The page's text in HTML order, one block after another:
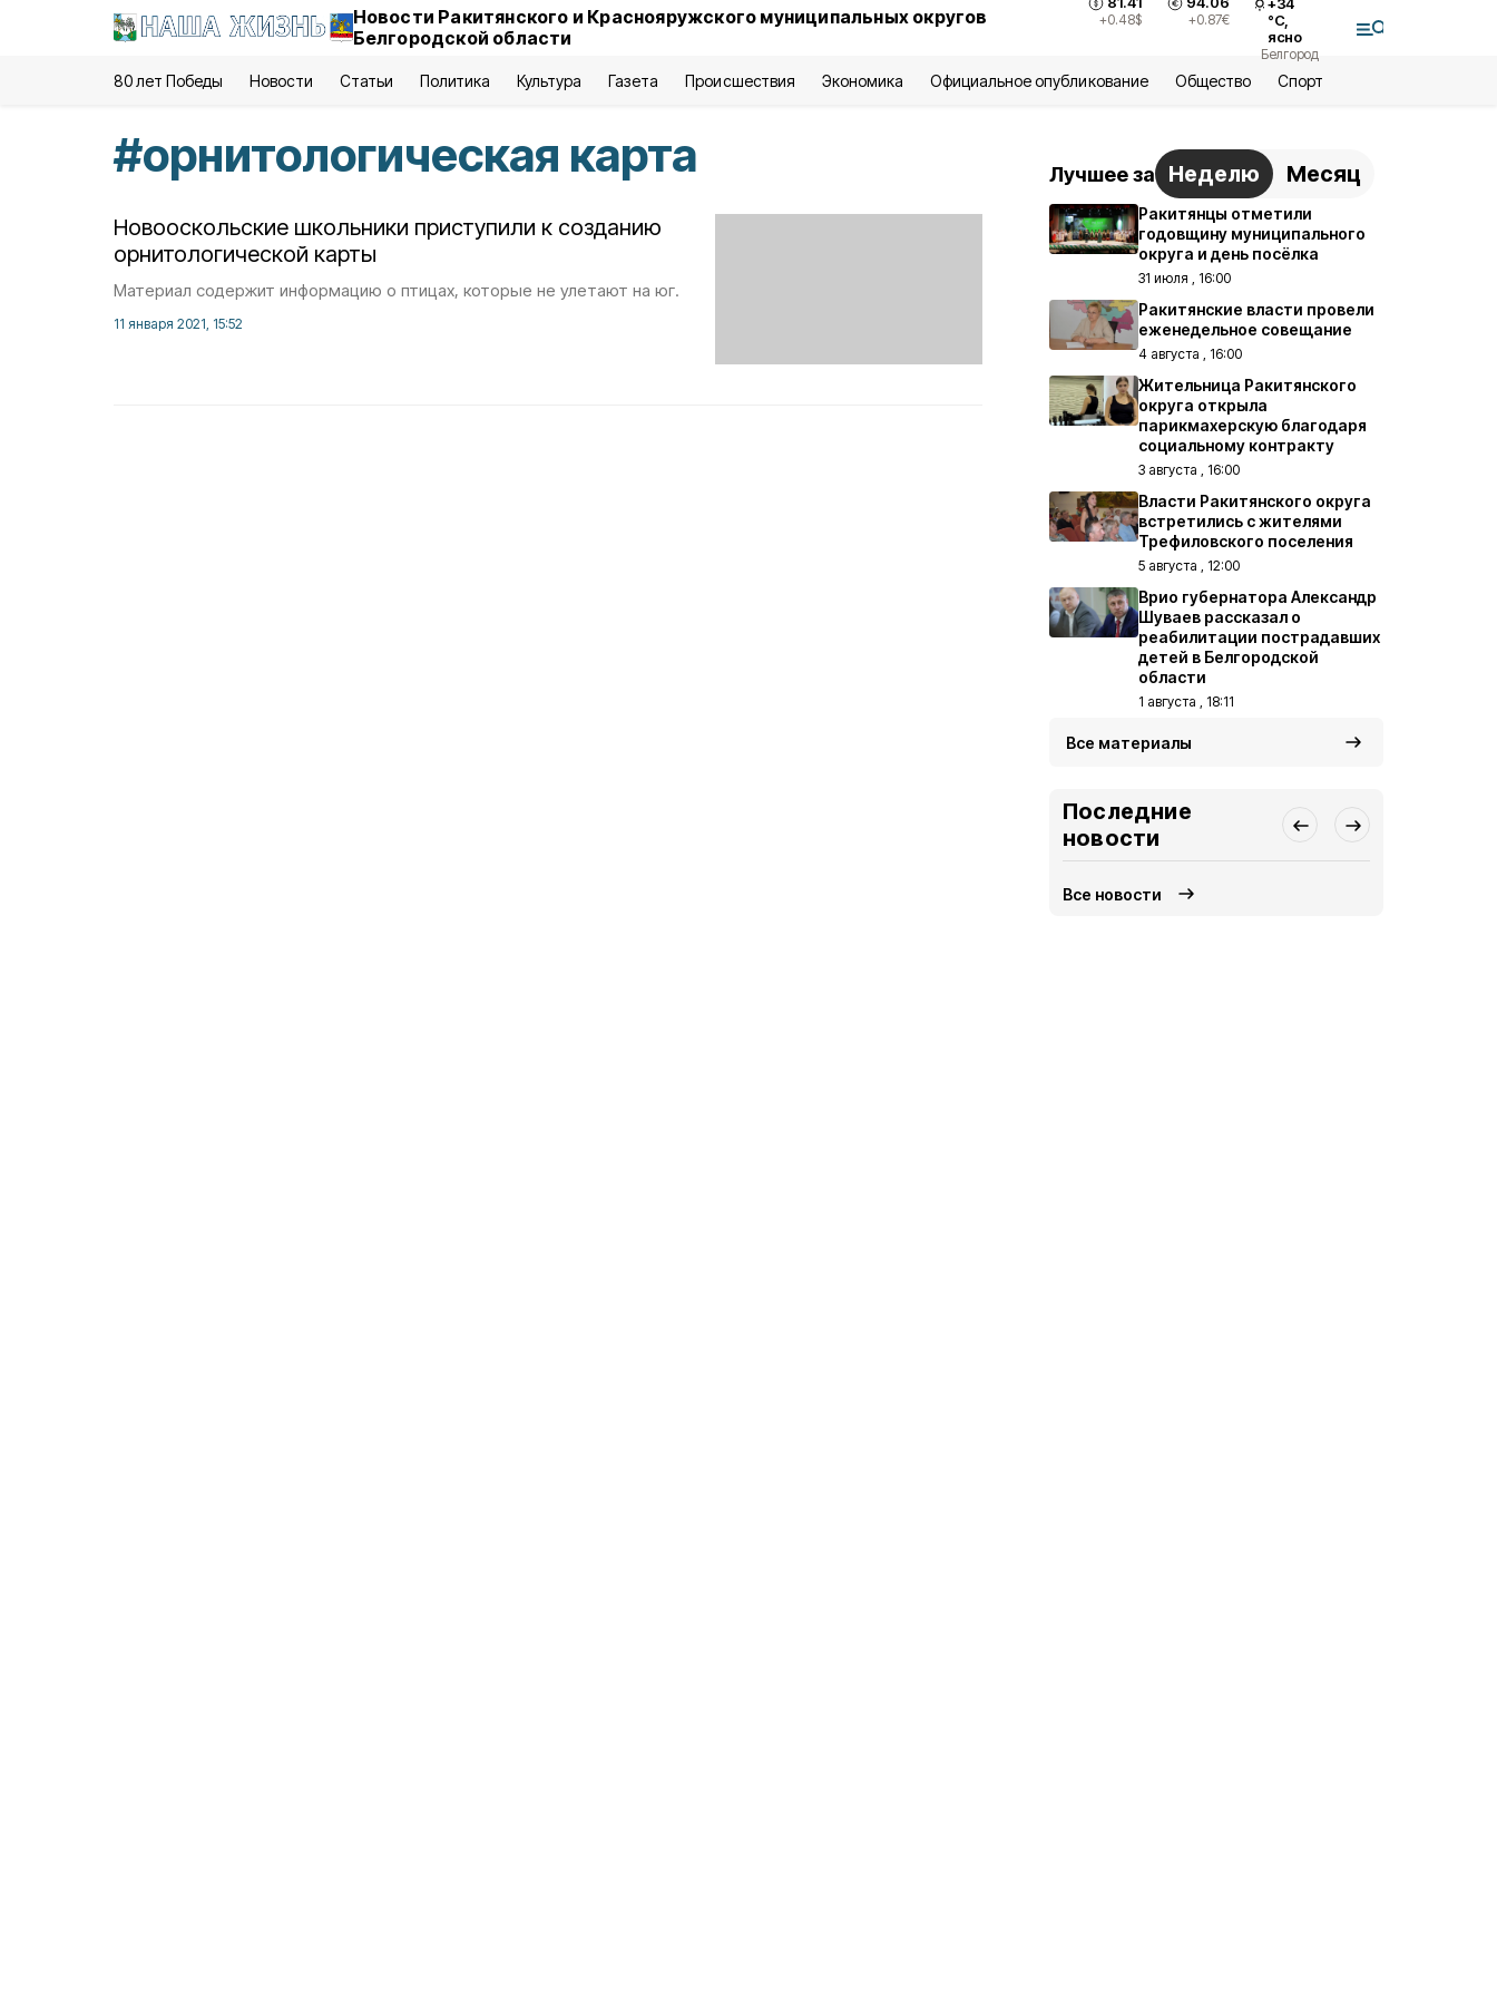
Новости Ракитянского и Краснояружского муниципальных округов
Белгородской области
+0.48$ +0.87€
°С,
ясно
Белгород
80 лет Победы Новости Статьи Политика Культура Газета Происшествия Экономика Официальное опубликование Общество Спорт
#орнитологическая карта
Новооскольские школьники приступили к созданию
орнитологической карты
Материал содержит информацию о птицах, которые не улетают на юг.
11 января 2021, 15:52
Лучшее за Неделю Месяц
Ракитянцы отметили
годовщину муниципального
округа и день посёлка
31 июля , 16:00
Ракитянские власти провели
еженедельное совещание
4 августа , 16:00
Жительница Ракитянского
округа открыла
парикмахерскую благодаря
социальному контракту
3 августа , 16:00
Власти Ракитянского округа
встретились с жителями
Трефиловского поселения
5 августа , 12:00
Врио губернатора Александр
Шуваев рассказал о
реабилитации пострадавших
детей в Белгородской
области
1 августа , 18:11
Все материалы
Последние
новости
Все новости